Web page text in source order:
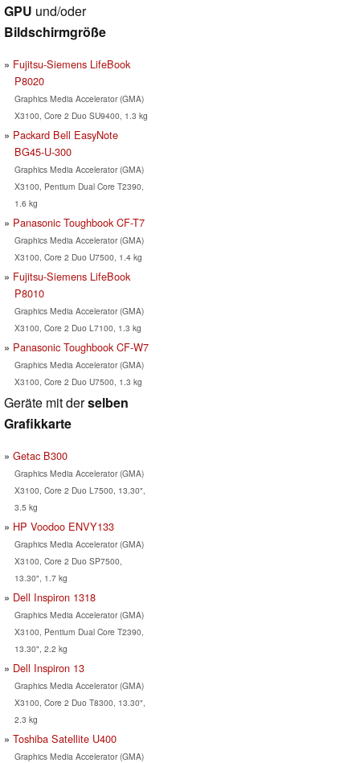
GPU und/oder
Bildschirmgröße
Fujitsu-Siemens LifeBook
P8020
Graphics Media Accelerator (GMA)
X3100, Core 2 Duo SU9400, 1.3 kg
Packard Bell EasyNote
BG45-U-300
Graphics Media Accelerator (GMA)
X3100, Pentium Dual Core T2390,
1.6 kg
Panasonic Toughbook CF-T7
Graphics Media Accelerator (GMA)
X3100, Core 2 Duo U7500, 1.4 kg
Fujitsu-Siemens LifeBook
P8010
Graphics Media Accelerator (GMA)
X3100, Core 2 Duo L7100, 1.3 kg
Panasonic Toughbook CF-W7
Graphics Media Accelerator (GMA)
X3100, Core 2 Duo U7500, 1.3 kg
Geräte mit derselben
Grafikkarte
Getac B300
Graphics Media Accelerator (GMA)
X3100, Core 2 Duo L7500, 13.30",
3.5 kg
HP Voodoo ENVY133
Graphics Media Accelerator (GMA)
X3100, Core 2 Duo SP7500,
13.30", 1.7 kg
Dell Inspiron 1318
Graphics Media Accelerator (GMA)
X3100, Pentium Dual Core T2390,
13.30", 2.2 kg
Dell Inspiron 13
Graphics Media Accelerator (GMA)
X3100, Core 2 Duo T8300, 13.30",
2.3 kg
Toshiba Satellite U400
Graphics Media Accelerator (GMA)